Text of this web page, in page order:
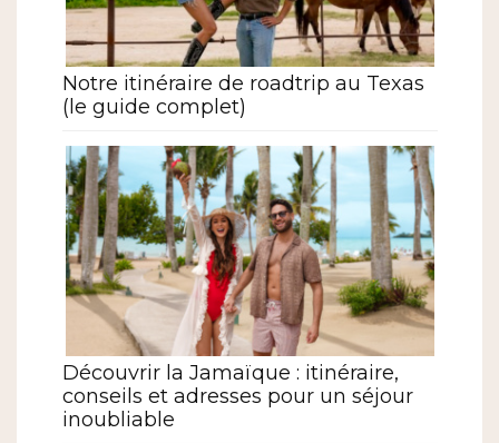
Notre itinéraire de roadtrip au Texas
(le guide complet)
Découvrir la Jamaïque : itinéraire,
conseils et adresses pour un séjour
inoubliable